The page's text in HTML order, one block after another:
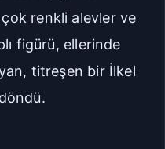
çok renkli alevler ve
figürü, ellerinde
titreşen bir İlkel